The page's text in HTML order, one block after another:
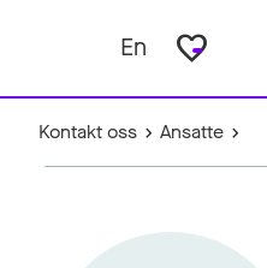
En favorite_border
Kontakt oss Ansatte